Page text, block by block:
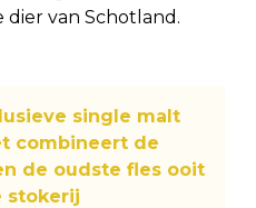
van Schotland.
single malt
combineert de
de oudste fles ooit
stokerij